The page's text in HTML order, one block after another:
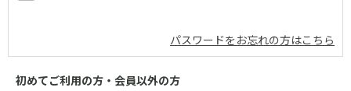
パスワードをお忘れの方はこちら
初めてご利用の方・会員以外の方